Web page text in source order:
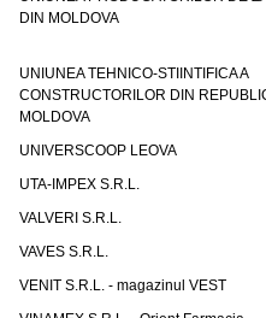
DIN MOLDOVA
UNIUNEA TEHNICO-STIINTIFICA A
CONSTRUCTORILOR DIN
MOLDOVA
UNIVERSCOOP LEOVA
UTA-IMPEX S.R.L.
VALVERI S.R.L.
VAVES S.R.L.
VENIT S.R.L. - magazinul VEST